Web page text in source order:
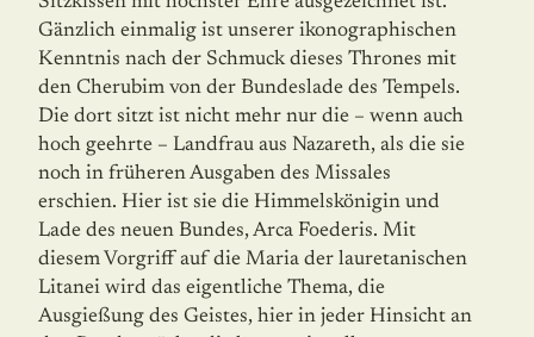
Gänzlich einmalig ist unserer ikonographischen
Kennt­nis nach der Schmuck dieses Thrones mit
den Cherubim von der Bundeslade des Tem­pels.
Die dort sitzt ist nicht mehr nur die – wenn auch
hoch geehrte – Landfrau aus Nazareth, als die sie
noch in früheren Ausgaben des Missales
erschien. Hier ist sie die Himmelskönigin und
Lade des neuen Bundes, Arca Foederis. Mit
diesem Vorgriff auf die Maria der lauretanischen
Litanei wird das eigentliche Thema, die
Ausgießung des Gei­stes, hier in jeder Hinsicht an